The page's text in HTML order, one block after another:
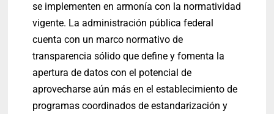
se implementen en armonía con la normatividad
vigente. La administración pública federal
cuenta con un marco normativo de
transparencia sólido que define y fomenta la
apertura de datos con el potencial de
aprovecharse aún más en el establecimiento de
programas coordinados de estandarización y